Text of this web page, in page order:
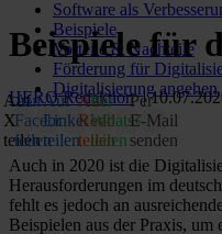
Software als
Beispiele
Vorteile & Nachteile
Förderung für
Digitalisierung angehen
Beispiele für
HERO Redaktion |
Auf
X
teilen
Auf
Facebook
teilen
Auf
LinkedIn
teilen
Auf
Reddit
teilen
Per
WhatsApp
teilen
Per
E‑Mail
senden
Auch in 2020 ist die
Herausforderungen im
fehlt es jedoch an
Beispielen aus der Praxis,